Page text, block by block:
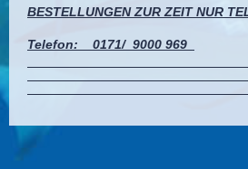
BESTELLUNGEN ZUR ZEIT NUR
Telefon: 0171/ 9000 969